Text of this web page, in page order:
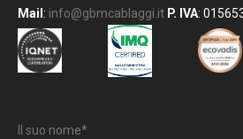
Mail : info@gbmcablaggi.it P. IVA:
Il suo nome*